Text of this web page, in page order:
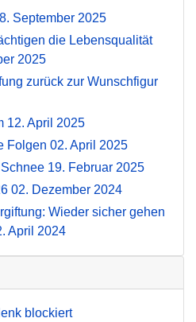
September 2025
die Lebensqualität
2025
zurück zur Wunschfigur
12. April 2025
Folgen 02. April 2025
19. Februar 2025
02. Dezember 2024
Wieder sicher gehen
April 2024
blockiert